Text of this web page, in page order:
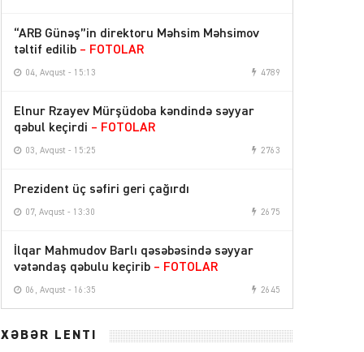
“ARB Günəş”in direktoru Məhsim Məhsimov
təltif edilib – FOTOLAR
04, Avqust - 15:13 4789
Elnur Rzayev Mürşüdoba kəndində səyyar
qəbul keçirdi – FOTOLAR
03, Avqust - 15:25 2763
Prezident üç səfiri geri çağırdı
07, Avqust - 13:30 2675
İlqar Mahmudov Barlı qəsəbəsində səyyar
vətəndaş qəbulu keçirib – FOTOLAR
06, Avqust - 16:35 2645
XƏBƏR LENTİ